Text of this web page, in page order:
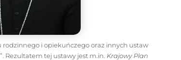
rodzinnego i opiekuńczego oraz innych ustaw
Rezultatem tej ustawy jest m.in. Krajowy Plan